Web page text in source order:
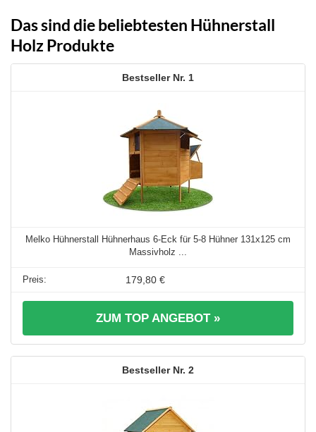
Das sind die beliebtesten Hühnerstall
Holz Produkte
1
Melko Hühnerstall Hühnerhaus 6-Eck für 5-8 Hühner 131x125 cm
Massivholz ...
179,80 €
ZUM TOP ANGEBOT »
2